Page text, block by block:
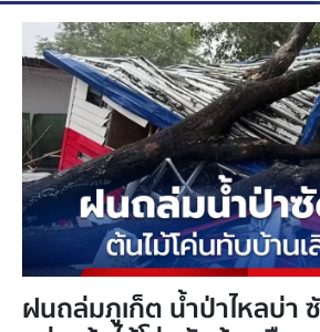
ฝนถล่มภูเก็ต น้ำป่าไหลบ่า